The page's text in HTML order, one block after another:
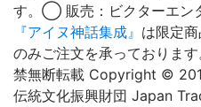
す。◯ 販売：ビクターエ
『アイヌ神話集成』 は限定
のみご注文を承っております
禁無断転載 Copyright ©
伝統文化振興財団 Japan